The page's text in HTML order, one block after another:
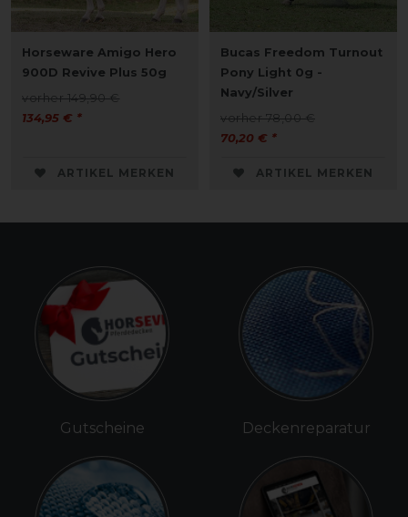
Horseware Amigo Hero
900D Revive Plus 50g
vorher 149,90 €
134,95 € *
ARTIKEL MERKEN
Bucas Freedom Turnout
Pony Light 0g -
Navy/Silver
vorher 78,00 €
70,20 € *
ARTIKEL MERKEN
Gutscheine Deckenreparatur